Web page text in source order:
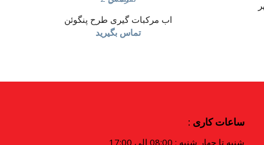
اب مرکبات گیری طرح پنگوئن
تماس بگیرید
ساعات کاری :
شنبه تا چهار شنبه : 08:00 الی 17:00